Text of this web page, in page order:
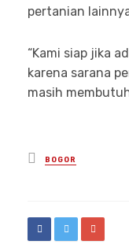
pertanian
“Kami siap jika
karena sarana
masih
Posted
in
BOGOR